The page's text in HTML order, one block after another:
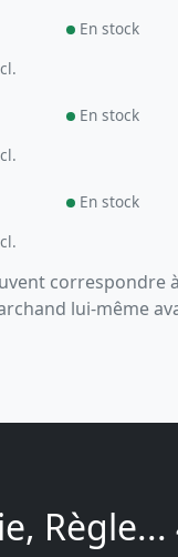
En stock
En stock
En stock
lui-même